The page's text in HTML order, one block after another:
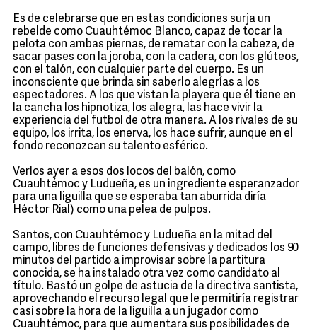
Es de celebrarse que en estas condiciones surja un
rebelde como Cuauhtémoc Blanco, capaz de tocar la
pelota con ambas piernas, de rematar con la cabeza, de
sacar pases con la joroba, con la cadera, con los glúteos,
con el talón, con cualquier parte del cuerpo. Es un
inconsciente que brinda sin saberlo alegrías a los
espectadores. A los que vistan la playera que él tiene en
la cancha los hipnotiza, los alegra, las hace vivir la
experiencia del futbol de otra manera. A los rivales de su
equipo, los irrita, los enerva, los hace sufrir, aunque en el
fondo reconozcan su talento esférico.
Verlos ayer a esos dos locos del balón, como
Cuauhtémoc y Ludueña, es un ingrediente esperanzador
para una liguilla que se esperaba tan aburrida diría
Héctor Rial) como una pelea de pulpos.
Santos, con Cuauhtémoc y Ludueña en la mitad del
campo, libres de funciones defensivas y dedicados los 90
minutos del partido a improvisar sobre la partitura
conocida, se ha instalado otra vez como candidato al
título. Bastó un golpe de astucia de la directiva santista,
aprovechando el recurso legal que le permitiría registrar
casi sobre la hora de la liguilla a un jugador como
Cuauhtémoc, para que aumentara sus posibilidades de